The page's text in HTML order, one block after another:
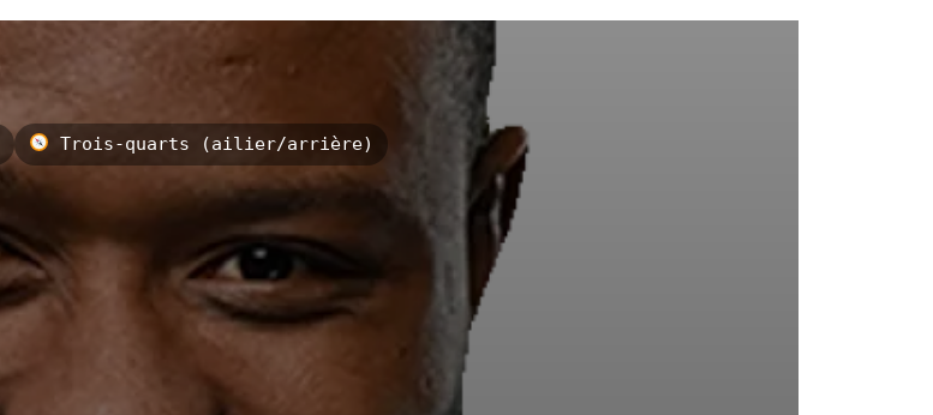
Trois-quarts (ailier/arrière)